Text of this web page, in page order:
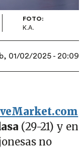
FOTO:
K.A.
01/02/2025 - 20:09
(29-21) y en
no